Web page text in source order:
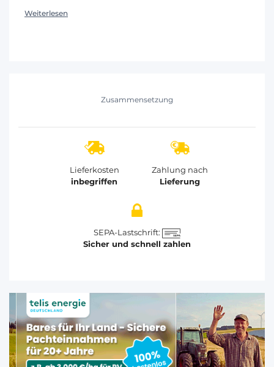
Weiterlesen
Zusammensetzung
Lieferkosten
inbegriffen
Zahlung nach
Lieferung
SEPA-Lastschrift:
Sicher und schnell zahlen